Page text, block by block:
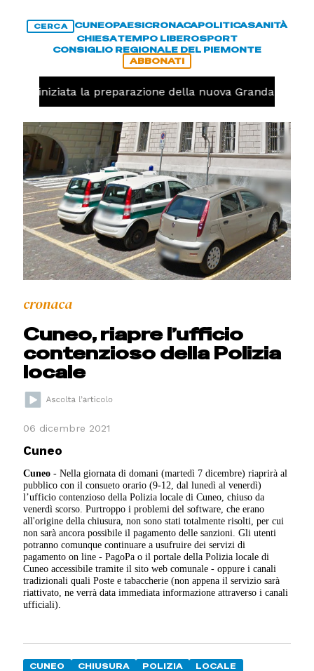
CERCA CUNEOPAESICRONACAPOLITICASANITÀ
CHIESATEMPO LIBEROSPORT
CONSIGLIO REGIONALE DEL PIEMONTE
ABBONATI
iniziata la preparazione della nuova Granda Volley
cronaca
Cuneo, riapre l’ufficio
contenzioso della Polizia
locale
06 dicembre 2021
Cuneo
Cuneo - Nella giornata di domani (martedì 7 dicembre) riaprirà al
pubblico con il consueto orario (9-12, dal lunedì al venerdì)
l’ufficio contenzioso della Polizia locale di Cuneo, chiuso da
venerdì scorso. Purtroppo i problemi del software, che erano
all'origine della chiusura, non sono stati totalmente risolti, per cui
non sarà ancora possibile il pagamento delle sanzioni. Gli utenti
potranno comunque continuare a usufruire dei servizi di
pagamento on line - PagoPa o il portale della Polizia locale di
Cuneo accessibile tramite il sito web comunale - oppure i canali
tradizionali quali Poste e tabaccherie (non appena il servizio sarà
riattivato, ne verrà data immediata informazione attraverso i canali
ufficiali).
CUNEO CHIUSURA POLIZIA
LOCALE